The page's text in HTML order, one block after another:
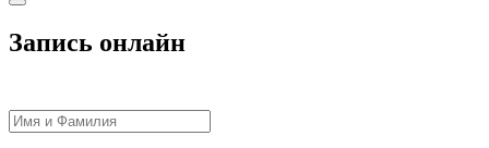
Запись онлайн